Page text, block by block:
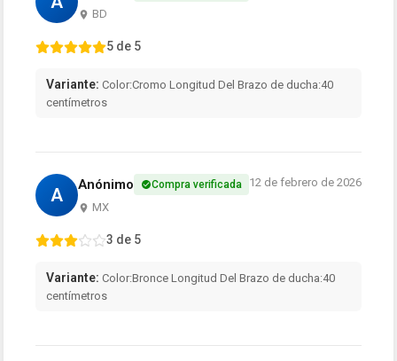
BD
5 de 5
Variante: Color:Cromo Longitud Del Brazo de ducha:40
centímetros
A Anónimo Compra verificada
MX
12 de febrero de 2026
3 de 5
Variante: Color:Bronce Longitud Del Brazo de ducha:40
centímetros